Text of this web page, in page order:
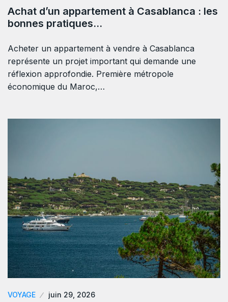
Achat d’un appartement à Casablanca : les
bonnes pratiques…
Acheter un appartement à vendre à Casablanca
représente un projet important qui demande une
réflexion approfondie. Première métropole
économique du Maroc,…
VOYAGE juin 29, 2026